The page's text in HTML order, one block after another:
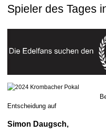
Spieler des Tages
Entscheidung auf
Simon Daugsch,